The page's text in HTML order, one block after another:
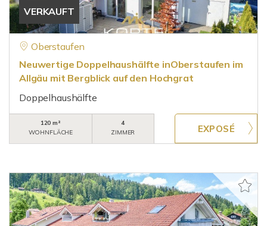
VERKAUFT
Oberstaufen
Neuwertige Doppelhaushälfte inOberstaufen im
Allgäu mit Bergblick auf den Hochgrat
Doppelhaushälfte
120 m²
WOHNFLÄCHE
4
ZIMMER